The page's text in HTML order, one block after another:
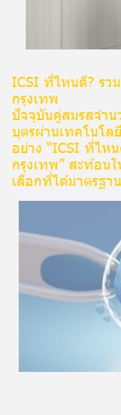
ICSI ที่ไหนดี? รว
กรุงเทพ
ปัจจุบันคู่สมรสจำน
บุตรผ่านเทคโนโล
อย่าง “ICSI ที่ไหน
กรุงเทพ” สะท้อน
เลือกที่ได้มาตรฐ